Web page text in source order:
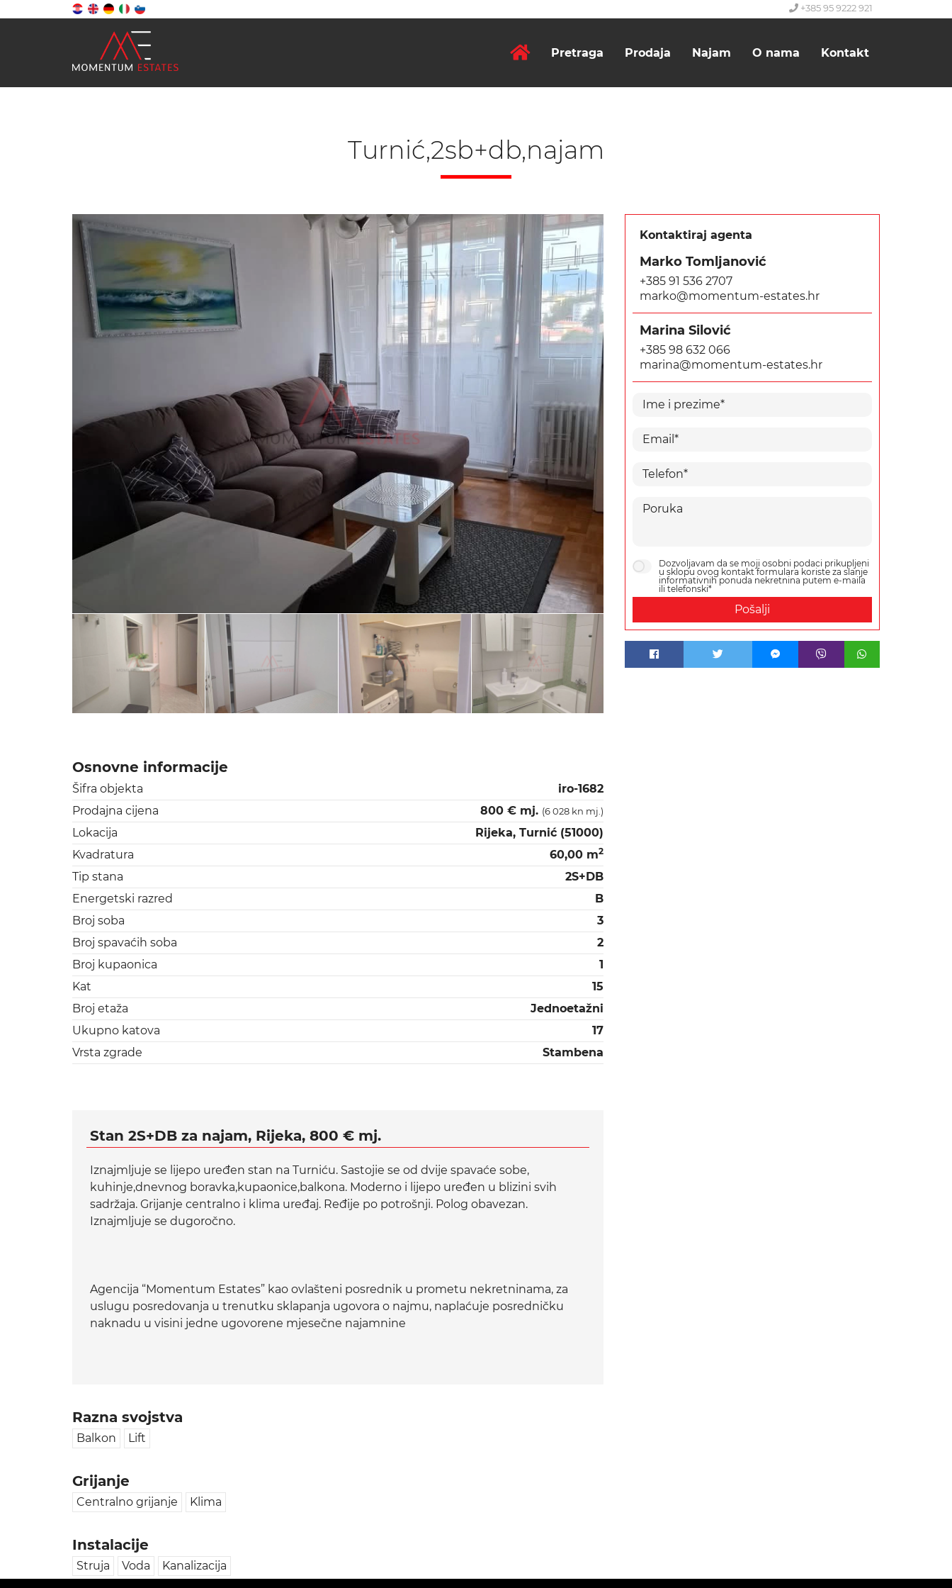
+385 95 9222 921
Pretraga Prodaja Najam O nama Kontakt
Turnić,2sb+db,najam
Osnovne informacije
Šifra objekta
iro-1682
Prodajna cijena
800 € mj. (6 028 kn mj.)
Lokacija
Rijeka, Turnić (51000)
Kvadratura
60,00 m2
Tip stana
2S+DB
Energetski razred
B
Broj soba
3
Broj spavaćih soba
2
Broj kupaonica
1
Kat
15
Broj etaža
Jednoetažni
Ukupno katova
17
Vrsta zgrade
Stambena
Stan 2S+DB za najam, Rijeka, 800 € mj.
Iznajmljuje se lijepo uređen stan na Turniću. Sastojie se od dvije spavaće sobe,
kuhinje,dnevnog boravka,kupaonice,balkona. Moderno i lijepo uređen u blizini svih
sadržaja. Grijanje centralno i klima uređaj. Ređije po potrošnji. Polog obavezan.
Iznajmljuje se dugoročno.
Agencija “Momentum Estates” kao ovlašteni posrednik u prometu nekretninama, za
uslugu posredovanja u trenutku sklapanja ugovora o najmu, naplaćuje posredničku
naknadu u visini jedne ugovorene mjesečne najamnine
Razna svojstva
Balkon Lift
Grijanje
Centralno grijanje Klima
Instalacije
Struja Voda Kanalizacija
Kontaktiraj agenta
Marko Tomljanović
+385 91 536 2707
marko@momentum-estates.hr
Marina Silović
+385 98 632 066
marina@momentum-estates.hr
Dozvoljavam da se moji osobni podaci prikupljeni
u sklopu ovog kontakt formulara koriste za slanje
informativnih ponuda nekretnina putem e-maila
ili telefonski*
Pošalji